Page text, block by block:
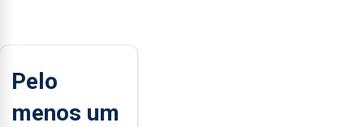
Pelo
menos um